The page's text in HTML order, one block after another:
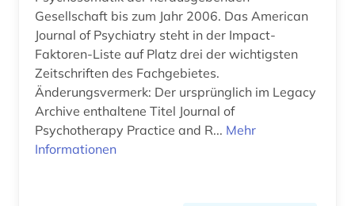
burkina faso (1)
byzantinistik (1)
bühnentechnik (1)
bürgerliches recht (1)
bürokommunikation (1)
Gesellschaft bis zum Jahr 2006. Das American
Journal of Psychiatry steht in der Impact-
Faktoren-Liste auf Platz drei der wichtigsten
Zeitschriften des Fachgebietes.
Änderungsvermerk: Der ursprünglich im Legacy
Archive enthaltene Titel Journal of
Psychotherapy Practice and R... Mehr
Informationen